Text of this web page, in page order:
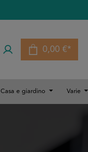
0,00 €*
Il carrello
Casa e giardino Varie